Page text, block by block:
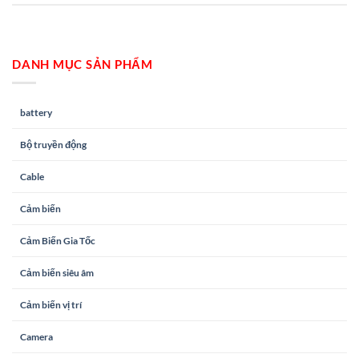
DANH MỤC SẢN PHẨM
battery
Bộ truyền động
Cable
Cảm biến
Cảm Biến Gia Tốc
Cảm biến siêu âm
Cảm biến vị trí
Camera